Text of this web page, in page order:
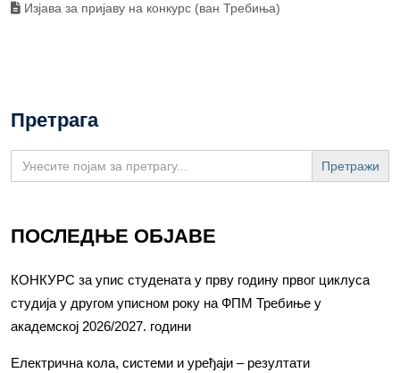
Изјава за пријаву на конкурс (ван Требиња)
Претрага
Search
for:
ПОСЛЕДЊЕ ОБЈАВЕ
КОНКУРС за упис студената у прву годину првог циклуса
студија у другом уписном року на ФПМ Требиње у
академској 2026/2027. години
Електрична кола, системи и уређаји – резултати